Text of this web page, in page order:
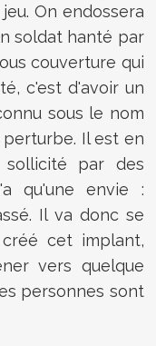
On endossera
soldat hanté par
couverture qui
c'est d'avoir un
sous le nom
Il est en
par des
qu'une envie :
Il va donc se
cet implant,
vers quelque
personnes sont